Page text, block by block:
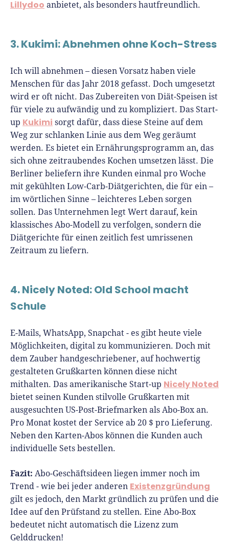
Lillydoo anbietet, als besonders hautfreundlich.
3. Kukimi: Abnehmen ohne Koch-Stress
Ich will abnehmen – diesen Vorsatz haben viele
Menschen für das Jahr 2018 gefasst. Doch umgesetzt
wird er oft nicht. Das Zubereiten von Diät-Speisen ist
für viele zu aufwändig und zu kompliziert. Das Start-
up Kukimi sorgt dafür, dass diese Steine auf dem
Weg zur schlanken Linie aus dem Weg geräumt
werden. Es bietet ein Ernährungsprogramm an, das
sich ohne zeitraubendes Kochen umsetzen lässt. Die
Berliner beliefern ihre Kunden einmal pro Woche
mit gekühlten Low-Carb-Diätgerichten, die für ein –
im wörtlichen Sinne – leichteres Leben sorgen
sollen. Das Unternehmen legt Wert darauf, kein
klassisches Abo-Modell zu verfolgen, sondern die
Diätgerichte für einen zeitlich fest umrissenen
Zeitraum zu liefern.
4. Nicely Noted: Old School macht
Schule
E-Mails, WhatsApp, Snapchat - es gibt heute viele
Möglichkeiten, digital zu kommunizieren. Doch mit
dem Zauber handgeschriebener, auf hochwertig
gestalteten Grußkarten können diese nicht
mithalten. Das amerikanische Start-up Nicely Noted
bietet seinen Kunden stilvolle Grußkarten mit
ausgesuchten US-Post-Briefmarken als Abo-Box an.
Pro Monat kostet der Service ab 20 $ pro Lieferung.
Neben den Karten-Abos können die Kunden auch
individuelle Sets bestellen.
Fazit: Abo-Geschäftsideen liegen immer noch im
Trend - wie bei jeder anderen Existenzgründung
gilt es jedoch, den Markt gründlich zu prüfen und die
Idee auf den Prüfstand zu stellen. Eine Abo-Box
bedeutet nicht automatisch die Lizenz zum
Gelddrucken!